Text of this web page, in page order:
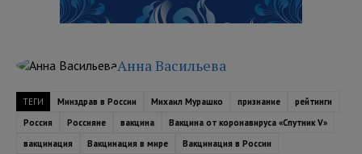
Анна Васильева
ТЕГИ Минздрав в России Михаил Мурашко признание
рейтинги
Россия
Россияне вакцина
Вакцина от коронавируса «Спутник V»
вакцинация
Вакцинация в мире
Вакцинация в России